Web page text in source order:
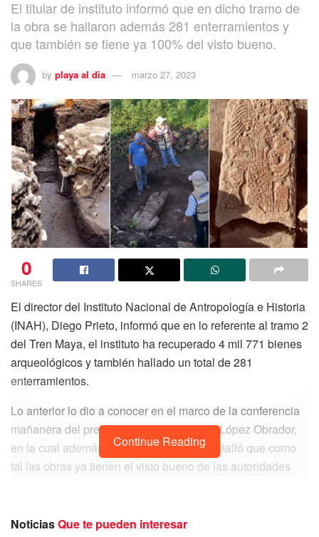
El titular de instituto informó que en dicho tramo de
la obra se hallaron además 281 enterramientos y
que también se tiene ya 100% del visto bueno.
by playa al dia marzo 27, 2023
0
SHARES
El director del Instituto Nacional de Antropología e Historia
(INAH), Diego Prieto, informó que en lo referente al tramo 2
del Tren Maya, el instituto ha recuperado 4 mil 771 bienes
arqueológicos y también hallado un total de 281
enterramientos.
Lo anterior lo dio a conocer en el marco de la conferencia
mañanera del presidente Andrés Manuel López Obrador,
en la cual además el titular del instituto detalló que como
tal las obras ya tienen el visto bueno de las autoridades
Continue Reading
NoticiasQue te pueden interesar